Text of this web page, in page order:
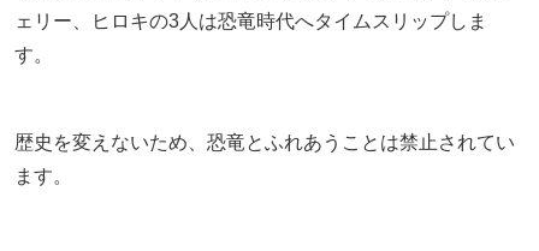
ェリー、ヒロキの3人は恐竜時代へタイムスリップしま
す。
歴史を変えないため、恐竜とふれあうことは禁止されてい
ます。